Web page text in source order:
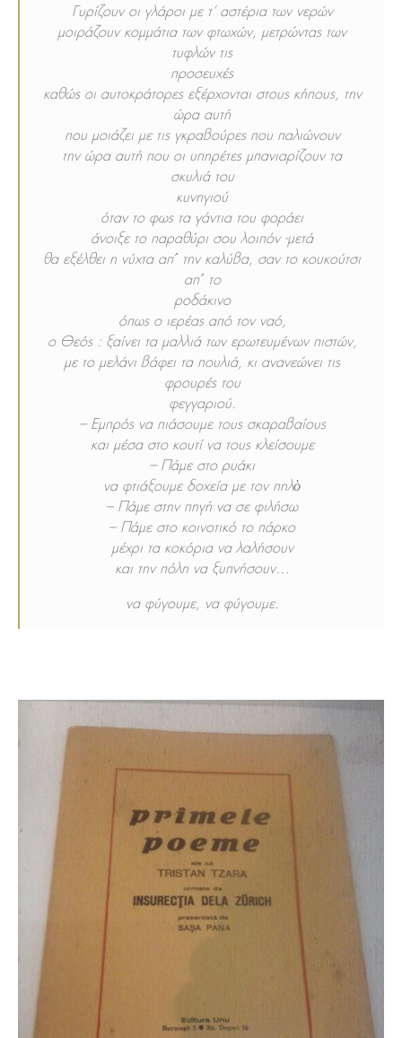
Γυρίζουν οι γλάροι με τ’ αστέρια των νερών
μοιράζουν κομμάτια των φτωχών, μετρώντας των
τυφλών τις
προσευχές
καθώς οι αυτοκράτορες εξέρχονται στους κήπους, την
ώρα αυτή
που μοιάζει με τις γκραβούρες που παλιώνουν
την ώρα αυτή που οι υπηρέτες μπανιαρίζουν τα
σκυλιά του
κυνηγιού
όταν το φως τα γάντια του φοράει
άνοιξε το παραθύρι σου λοιπόν -μετά
θα εξέλθει η νύχτα απ´ την καλύβα, σαν το κουκούτσι
απ´ το
ροδάκινο
όπως ο ιερέας από τον ναό,
ο Θεός : ξαίνει τα μαλλιά των ερωτευμένων πιστών,
με το μελάνι βάφει τα πουλιά, κι ανανεώνει τις
φρουρές του
φεγγαριού.
– Εμπρός να πιάσουμε τους σκαραβαίους
και μέσα στο κουτί να τους κλείσουμε
– Πάμε στο ρυάκι
να φτιάξουμε δοχεία με τον πηλὸ
– Πάμε στην πηγή να σε φιλήσω
– Πάμε στο κοινοτικό το πάρκο
μέχρι τα κοκόρια να λαλήσουν
και την πόλη να ξυπνήσουν…
να φύγουμε, να φύγουμε.